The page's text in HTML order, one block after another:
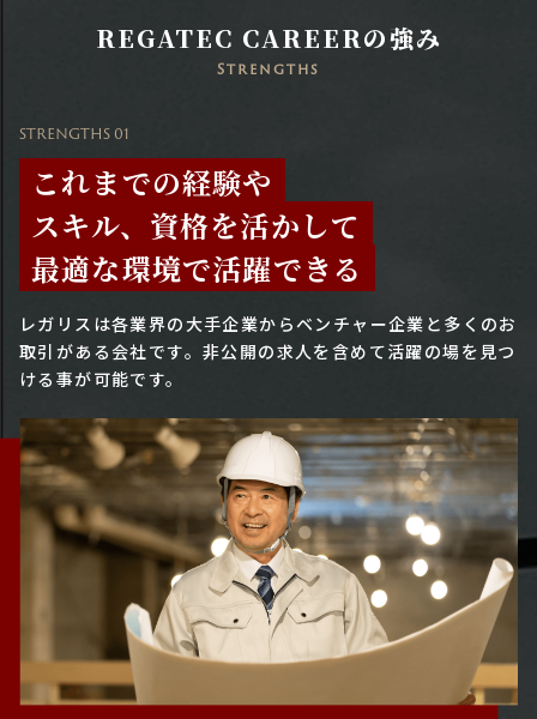
REGATEC CAREERの強み
Strengths
STRENGTHS 01
これまでの経験や
スキル、資格を活かして
最適な環境で活躍できる
レガリスは各業界の大手企業からベンチャー企業と多くのお
取引がある会社です。 非公開の求人を含めて活躍の場を見つ
ける事が可能です。